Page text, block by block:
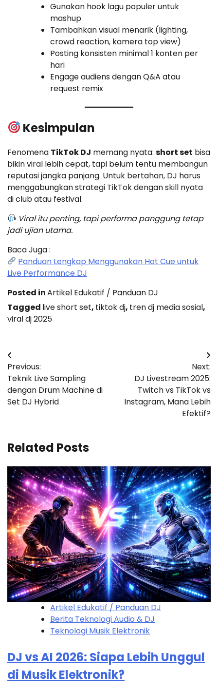
Gunakan hook lagu populer untuk
mashup
Tambahkan visual menarik (lighting,
crowd reaction, kamera top view)
Posting konsisten minimal 1 konten per
hari
Engage audiens dengan Q&A atau
request remix
Kesimpulan
Fenomena TikTok DJ memang nyata: short set bisa
bikin viral lebih cepat, tapi belum tentu membangun
reputasi jangka panjang. Untuk bertahan, DJ harus
menggabungkan strategi TikTok dengan skill nyata
di club atau festival.
Viral itu penting, tapi performa panggung tetap
jadi ujian utama.
Baca Juga :
Panduan Lengkap Menggunakan Hot Cue untuk
Live Performance DJ
Posted inArtikel Edukatif / Panduan DJ
Tagged live short set, tiktok dj, tren dj media sosial,
viral dj 2025
Post
navigation
Previous:
Teknik Live Sampling
dengan Drum Machine di
Set DJ Hybrid
Next:
DJ Livestream 2025:
Twitch vs TikTok vs
Instagram, Mana Lebih
Efektif?
Related Posts
Artikel Edukatif / Panduan DJ
Berita Teknologi Audio & DJ
Teknologi Musik Elektronik
DJ vs AI 2026: Siapa Lebih Unggul
di Musik Elektronik?